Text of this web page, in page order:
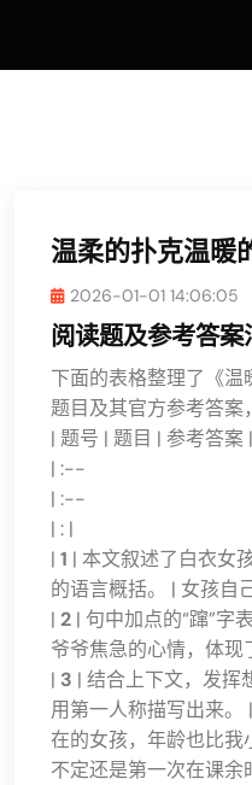
温柔的扑克温暖
2026-01-01 14:06:05
阅读题及参考答案
下面的表格整理了《
题目及其官方参考答案
| 题号 | 题目 | 参考答案 |
| :--
| :--
| : |
| 1 | 本文叙述了白衣女
的语言概括。 | 女孩自
| 2 | 句中加点的“蹿”字
爷爷焦急的心情，体现
| 3 | 结合上下文，发挥
用第一人称描写出来。 |
在的女孩，年龄也比
不定还是第一次在课余